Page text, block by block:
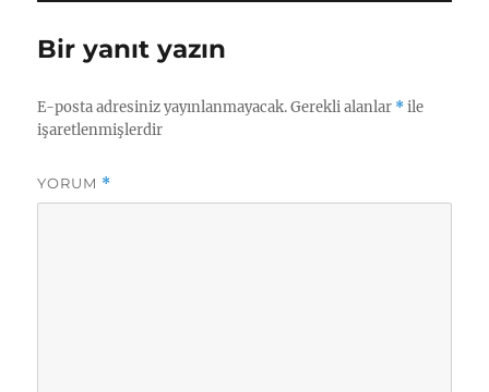
Bir yanıt yazın
E-posta adresiniz yayınlanmayacak. Gerekli alanlar *ile
işaretlenmişlerdir
YORUM *